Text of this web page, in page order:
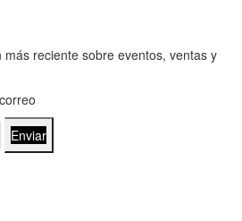
reciente sobre eventos, ventas y
Enviar